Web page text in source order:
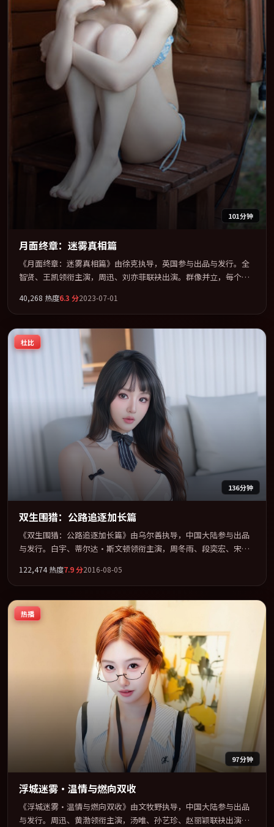
101分钟
月面终章：迷雾真相篇
《月面终章：迷雾真相篇》由徐克执导，英国参与出品与发行。全
智贤、王凯领衔主演，周迅、刘亦菲联袂出演。群像并立，每个人
表演与视听上力求统一。定于 2023-10-26 在内地院线及主流平台同
步亮相，2023 年度话题片中口碑稳健，适合喜欢强情节与人物弧光
的观众完整观看。
40,268 热度6.3 分2023-07-01
杜比
136分钟
双生围猎：公路追逐加长篇
《双生围猎：公路追逐加长篇》由乌尔善执导，中国大陆参与出品
与发行。白宇、蒂尔达·斯文顿领衔主演，周冬雨、段奕宏、宋康
罪」类型为骨架，在叙事、表演与视听上力求统一。定于 2016-10-
20 在内地院线及主流平台同步亮相，2016 年度话题片中口碑稳健，
适合喜欢强情节与人物弧光的观众完整观看。
122,474热度7.9分2016-08-05
热播
97分钟
浮城迷雾·温情与燃向双收
《浮城迷雾·温情与燃向双收》由文牧野执导，中国大陆参与出品
与发行。周迅、黄渤领衔主演，汤唯、孙艺珍、赵丽颖联袂出演。